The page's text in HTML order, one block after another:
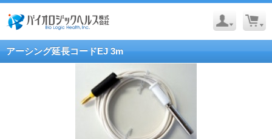
アーシング延長コードEJ 3m